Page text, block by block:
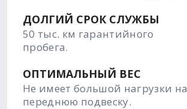
ДОЛГИЙ СРОК СЛУЖБЫ
50 тыс. км гарантийного
пробега.
ОПТИМАЛЬНЫЙ ВЕС
Не имеет большой нагрузки на
переднюю подвеску.